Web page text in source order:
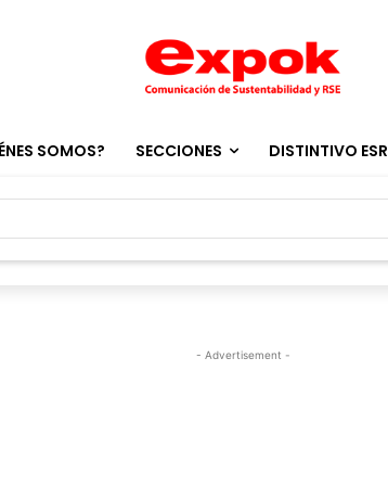
SOMOS? SECCIONES DISTINTIVO ESR
- Advertisement -